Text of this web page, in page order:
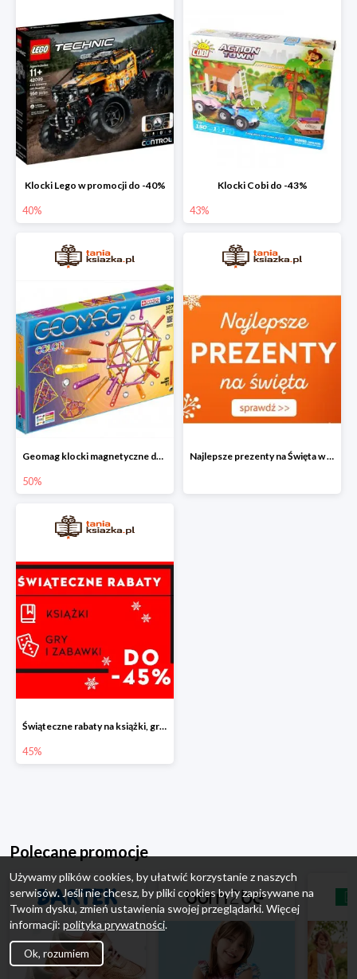
Klocki Lego w promocji do -40%
40%
Klocki Cobi do -43%
43%
Geomag klocki magnetyczne do -50%
50%
Najlepsze prezenty na Święta w Tania Książka
Świąteczne rabaty na książki, gry i zabawki do -45%
45%
Polecane promocje
Używamy plików cookies, by ułatwić korzystanie z naszych
serwisów. Jeśli nie chcesz, by pliki cookies były zapisywane na
Twoim dysku, zmień ustawienia swojej przeglądarki. Więcej
informacji: polityka prywatności.
Ok, rozumiem